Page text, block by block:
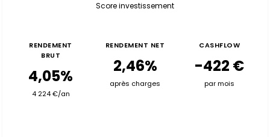
Score investissement
RENDEMENT
BRUT
4,05%
4 224 €/an
RENDEMENT NET
2,46%
après charges
CASHFLOW
-422 €
par mois